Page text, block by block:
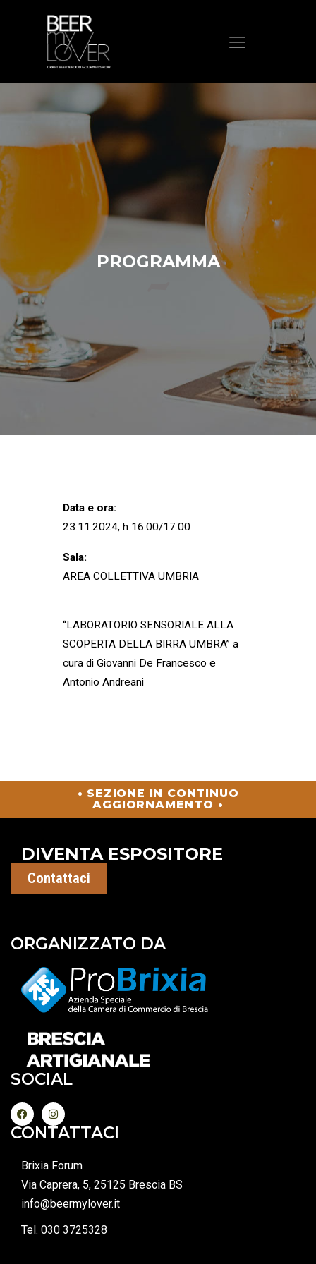
HOME
CHI SIAMO
PROGRAMMA
VISITA
ESPONI
PROTAGONISTI
ELENCO ESPOSITORI
NEWS
CONTATTIPROGRAMMA
Data e ora:
23.11.2024, h 16.00/17.00
Sala:
AREA COLLETTIVA UMBRIA
“LABORATORIO SENSORIALE ALLA
SCOPERTA DELLA BIRRA UMBRA” a
cura di Giovanni De Francesco e
Antonio Andreani
• SEZIONE IN CONTINUO
AGGIORNAMENTO •
DIVENTA ESPOSITORE
Contattaci
ORGANIZZATO DA
SOCIAL
CONTATTACI
Brixia Forum
Via Caprera, 5, 25125 Brescia BS
info@beermylover.it
Tel. 030 3725328